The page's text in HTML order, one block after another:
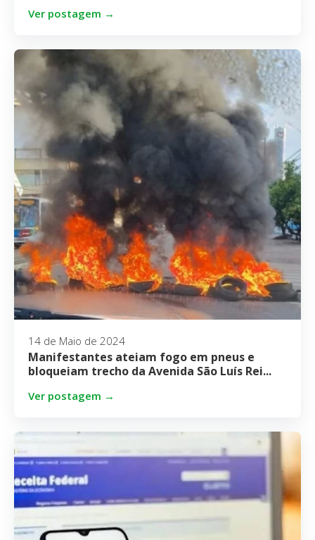
Ver postagem →
14 de Maio de 2024
Manifestantes ateiam fogo em pneus e
bloqueiam trecho da Avenida São Luís Rei...
Ver postagem →